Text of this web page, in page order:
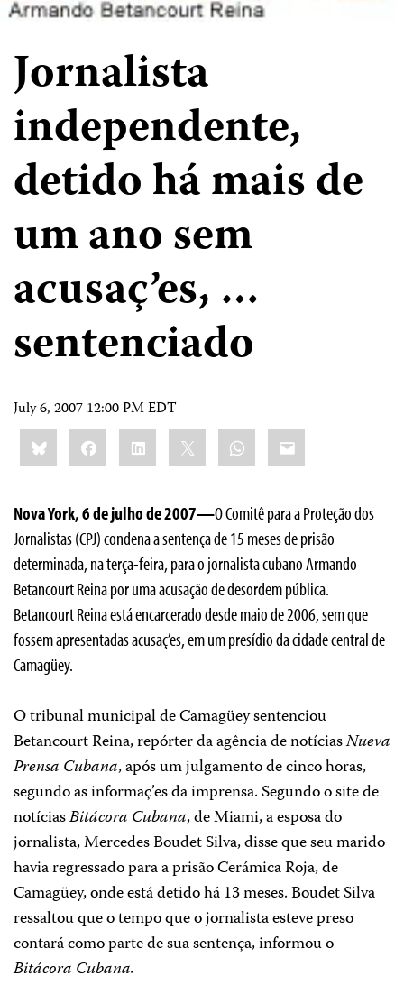
Jornalista
independente,
detido há mais de
um ano sem
acusaç’es, …
sentenciado
July 6, 2007 12:00 PM EDT
Share
this:BlueskyFacebookLinkedIn WhatsApp
Email
Nova York, 6 de julho de 2007—O Comitê para a Proteção dos
Jornalistas (CPJ) condena a sentença de 15 meses de prisão
determinada, na terça-feira, para o jornalista cubano Armando
Betancourt Reina por uma acusação de desordem pública.
Betancourt Reina está encarcerado desde maio de 2006, sem que
fossem apresentadas acusaç’es, em um presídio da cidade central de
Camagüey.
O tribunal municipal de Camagüey sentenciou
Betancourt Reina, repórter da agência de notíciasNueva
Prensa Cubana, após um julgamento de cinco horas,
segundo as informaç’es da imprensa. Segundo o site de
notíciasBitácora Cubana, de Miami, a esposa do
jornalista, Mercedes Boudet Silva, disse que seu marido
havia regressado para a prisão Cerámica Roja, de
Camagüey, onde está detido há 13 meses. Boudet Silva
ressaltou que o tempo que o jornalista esteve preso
contará como parte de sua sentença, informou o
Bitácora Cubana.